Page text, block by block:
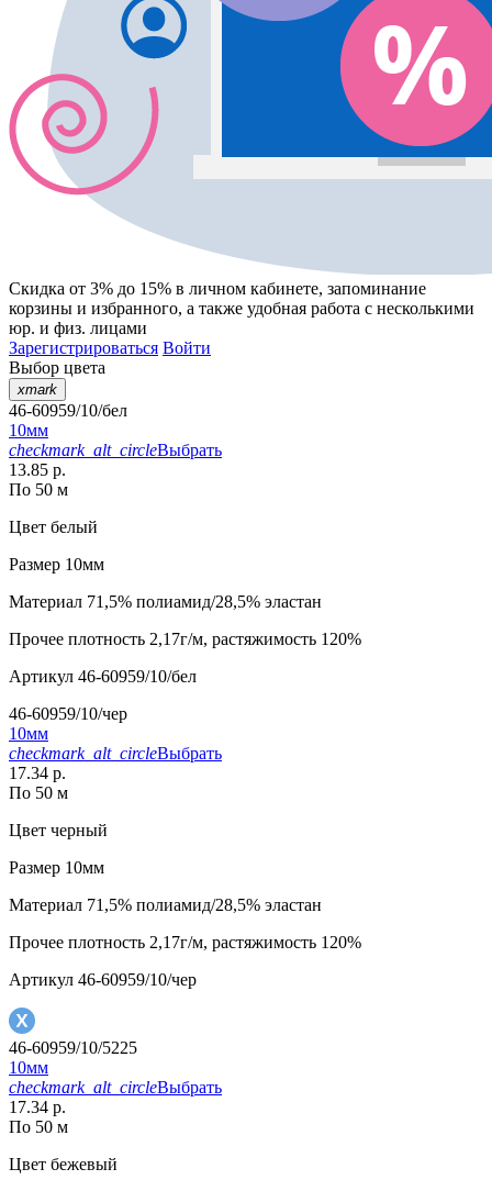
Скидка от 3% до 15% в личном кабинете, запоминание
корзины и избранного, а также удобная работа с несколькими
юр. и физ. лицами
Зарегистрироваться Войти
Выбор цвета
xmark
46-60959/10/бел
10мм
checkmark_alt_circleВыбрать
13.85 р.
По 50 м
Цвет белый
Размер 10мм
Материал 71,5% полиамид/28,5% эластан
Прочее плотность 2,17г/м, растяжимость 120%
Артикул 46-60959/10/бел
46-60959/10/чер
10мм
checkmark_alt_circleВыбрать
17.34 р.
По 50 м
Цвет черный
Размер 10мм
Материал 71,5% полиамид/28,5% эластан
Прочее плотность 2,17г/м, растяжимость 120%
Артикул 46-60959/10/чер
46-60959/10/5225
10мм
checkmark_alt_circleВыбрать
17.34 р.
По 50 м
Цвет бежевый